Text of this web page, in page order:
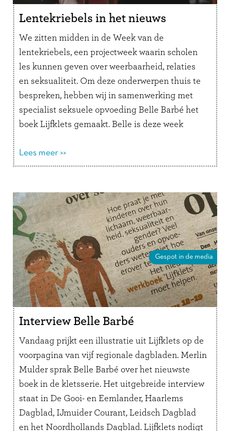
Lentekriebels in het nieuws
We zitten midden in de Week van de
lentekriebels, een projectweek waarin scholen
les kunnen geven over weerbaarheid, relaties
en seksualiteit. Om deze onderwerpen thuis te
bespreken, hebben wij in samenwerking met
specialist seksuele opvoeding Belle Barbé het
boek Lijfklets gemaakt. Belle is deze week
programma’s. De Week …
Lees meer >>
Gespot in de media
Interview Belle Barbé
Vandaag prijkt een illustratie uit Lijfklets op de
voorpagina van vijf regionale dagbladen. Merlin
Mulder sprak Belle Barbé over het nieuwste
boek in de kletsserie. Het uitgebreide interview
staat in De Gooi- en Eemlander, Haarlems
Dagblad, IJmuider Courant, Leidsch Dagblad
en het Noordhollands Dagblad. Lijfklets nodigt